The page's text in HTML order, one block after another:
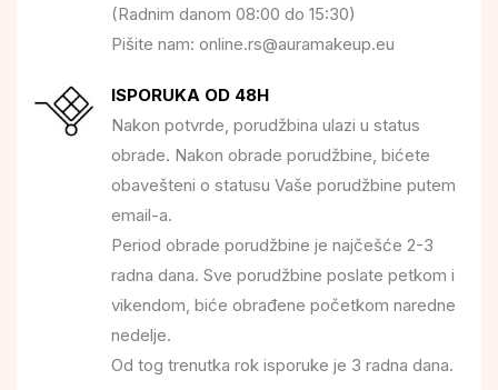
(Radnim danom 08:00 do 15:30)
Pišite nam: online.rs@auramakeup.eu
ISPORUKA OD 48H
Nakon potvrde, porudžbina ulazi u status
obrade. Nakon obrade porudžbine, bićete
obavešteni o statusu Vaše porudžbine putem
email-a.
Period obrade porudžbine je najčešće 2-3
radna dana. Sve porudžbine poslate petkom i
vikendom, biće obrađene početkom naredne
nedelje.
Od tog trenutka rok isporuke je 3 radna dana.